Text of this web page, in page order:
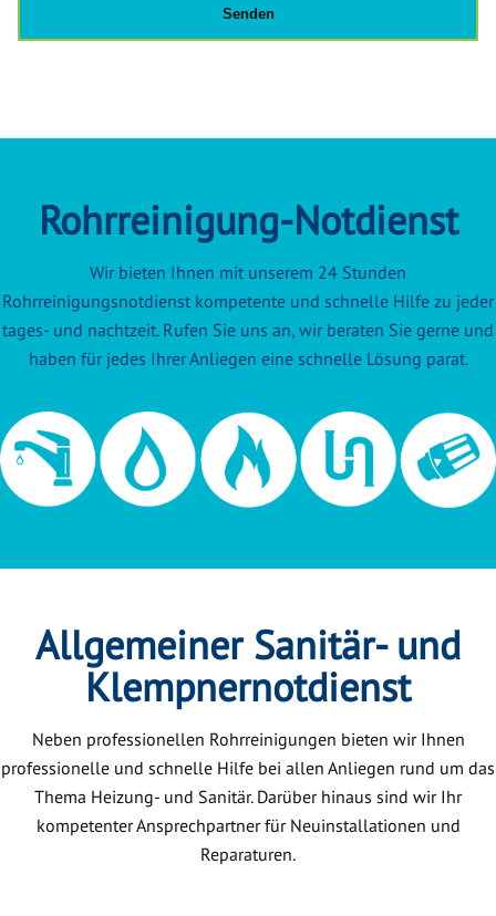
Rohrreinigung-Notdienst
Wir bieten Ihnen mit unserem 24 Stunden
Rohrreinigungsnotdienst kompetente und schnelle Hilfe zu jeder
tages- und nachtzeit. Rufen Sie uns an, wir beraten Sie gerne und
haben für jedes Ihrer Anliegen eine schnelle Lösung parat.
Allgemeiner Sanitär- und
Klempnernotdienst
Neben professionellen Rohrreinigungen bieten wir Ihnen
professionelle und schnelle Hilfe bei allen Anliegen rund um das
Thema Heizung- und Sanitär. Darüber hinaus sind wir Ihr
kompetenter Ansprechpartner für Neuinstallationen und
Reparaturen.